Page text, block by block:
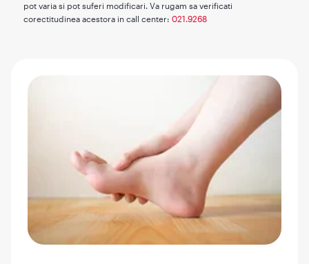
pot varia si pot suferi modificari. Va rugam sa verificati
corectitudinea acestora in call center: 021.9268